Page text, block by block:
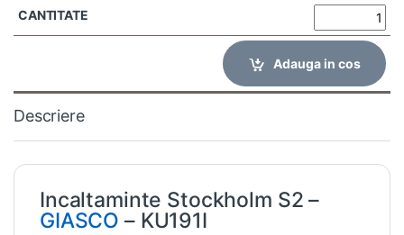
Adauga in cos
Descriere
Incaltaminte Stockholm S2 –
GIASCO – KU191I